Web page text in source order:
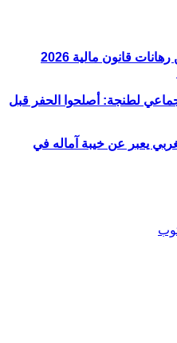
الدكتور مجد عبد المنعم يتحدث عن رهانات قانون مالية 2026
لطنجة: أصلحوا الحفر قبل
يعبر عن خيبة آماله في